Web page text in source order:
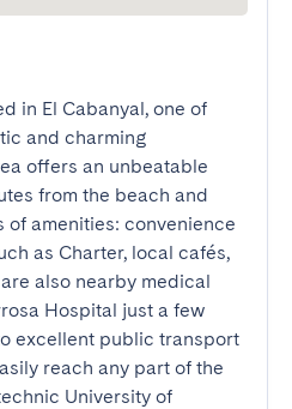
in El Cabanyal, one of
and charming
offers an unbeatable
from the beach and
amenities: convenience
as Charter, local cafés,
also nearby medical
Hospital just a few
excellent public transport
reach any part of the
University of